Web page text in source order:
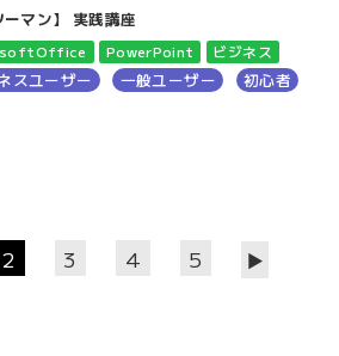
マン】 実践講座
PowerPoint
ビジネス
スユーザー 一般ユーザー
初心者
2 3 4 5 ▶